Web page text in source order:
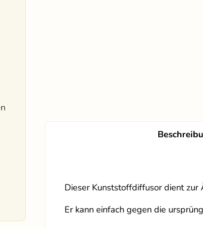
Dieser Kunststoffdiffusor dient
Er kann einfach gegen die